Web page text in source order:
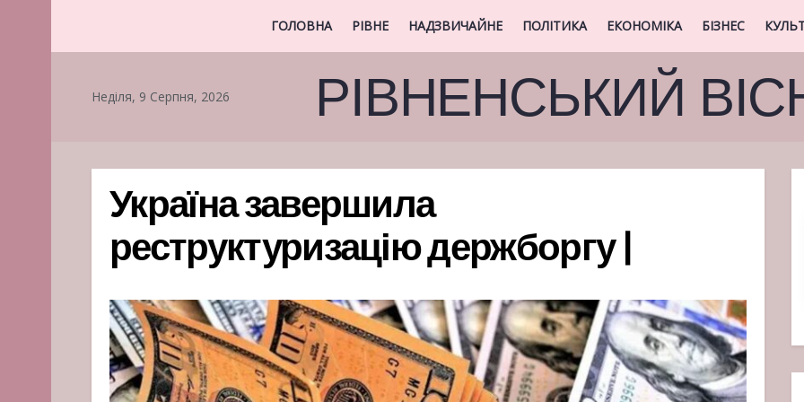
ГОЛОВНА РІВНЕ НАДЗВИЧАЙНЕ ПОЛІТИКА ЕКОНОМІКА БІЗНЕС
Неділя, 9 Серпня, 2026 РІВНЕНСЬКИЙ
Україна завершила
реструктуризацію держборгу |